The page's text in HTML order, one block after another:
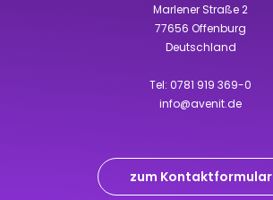
zum Kontaktformular
Marlener Straße 2
77656 Offenburg
Deutschland
Tel: 0781 919 369-0
info@avenit.de